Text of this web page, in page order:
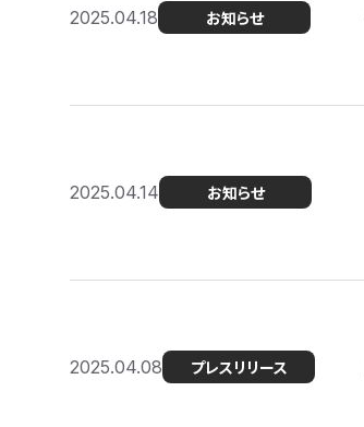
2025.04.18 お知らせ
2025.04.14 お知らせ
2025.04.08 プレスリリース